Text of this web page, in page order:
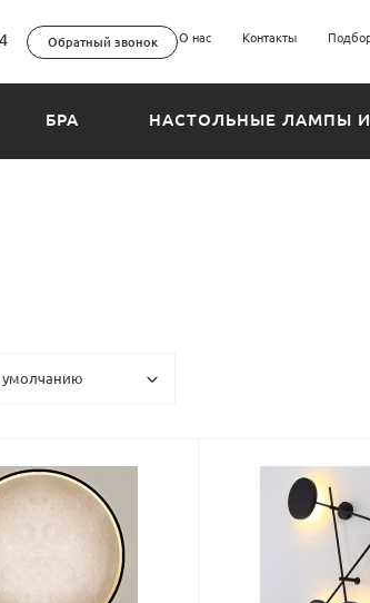
Обратный звонок О нас Контакты
БРА НАСТОЛЬНЫЕ ЛАМПЫ